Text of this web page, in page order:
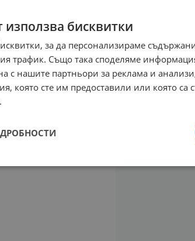
използва бисквитки
за да персонализираме
трафик. Също така споделяме
с нашите партньори за реклама и
която сте им предоставили или която са